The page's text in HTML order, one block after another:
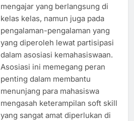
mengajar yang berlangsung di
kelas kelas, namun juga pada
pengalaman-pengalaman yang
yang diperoleh lewat partisipasi
dalam asosiasi kemahasiswaan.
Asosiasi ini memegang peran
penting dalam membantu
menunjang para mahasiswa
mengasah keterampilan soft skill
yang sangat amat diperlukan di